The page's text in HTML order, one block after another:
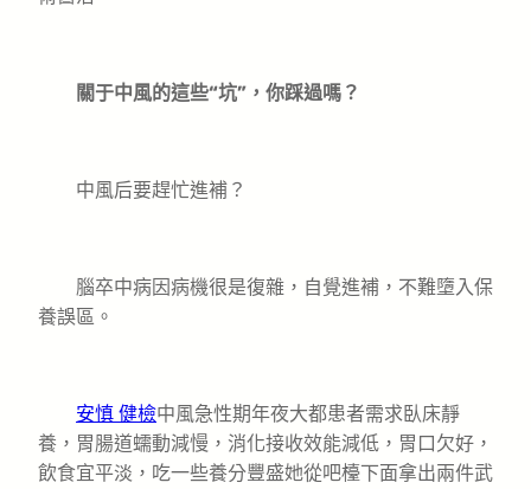
關于中風的這些“坑”，你踩過嗎？
中風后要趕忙進補？
腦卒中病因病機很是復雜，自覺進補，不難墮入保
養誤區。
安慎 健檢中風急性期年夜大都患者需求臥床靜
養，胃腸道蠕動減慢，消化接收效能減低，胃口欠好，
飲食宜平淡，吃一些養分豐盛她從吧檯下面拿出兩件武